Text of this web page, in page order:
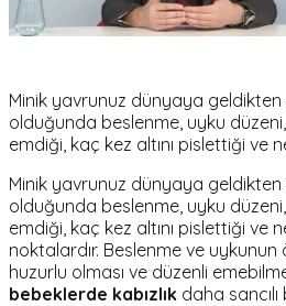
Minik yavrunuz dünyaya
olduğunda beslenme, uyku
emdiği, kaç kez altını pislettiği ve
Minik yavrunuz dünyaya
olduğunda beslenme, uyku
emdiği, kaç kez altını pislettiği ve
noktalardır. Beslenme ve
huzurlu olması ve düzenli
bebeklerde kabızlık daha